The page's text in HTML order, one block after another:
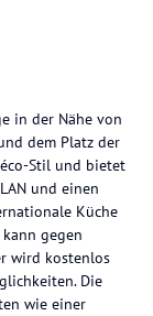
in der Nähe von
dem Platz der
Stil und bietet
und einen
Küche
gegen
wird kostenlos
Die
wie einer